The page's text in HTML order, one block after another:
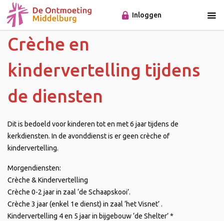
Inloggen
Crèche en
kindervertelling tijdens
de diensten
Dit is bedoeld voor kinderen tot en met 6 jaar tijdens de
kerkdiensten. In de avonddienst is er geen crèche of
kindervertelling.
Morgendiensten:
Crèche & Kindervertelling
Crèche 0-2 jaar in zaal ‘de Schaapskooi’.
Crèche 3 jaar (enkel 1e dienst) in zaal ‘het Visnet’ .
Kindervertelling 4 en 5 jaar in bijgebouw ‘de Shelter’ *